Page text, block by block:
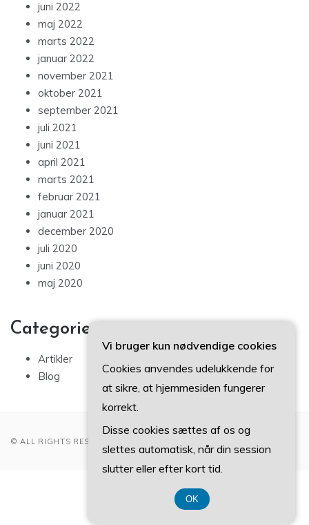
juni 2022
maj 2022
marts 2022
januar 2022
november 2021
oktober 2021
september 2021
juli 2021
juni 2021
april 2021
marts 2021
februar 2021
januar 2021
december 2020
juli 2020
juni 2020
maj 2020
Categories
Artikler
Blog
© ALL RIGHTS RESERVED 2022
CVR-Nummer 37407739
Vi bruger kun nødvendige cookies
Cookies anvendes udelukkende for
at sikre, at hjemmesiden fungerer
korrekt.
Disse cookies sættes af os og
slettes automatisk, når din session
slutter eller efter kort tid.
OK